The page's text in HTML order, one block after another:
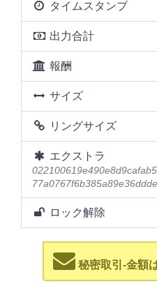
タイムスタンプ
出力合計
報酬
サイズ
リングサイズ
エクストラ
ロック解除
秘密取引-金額